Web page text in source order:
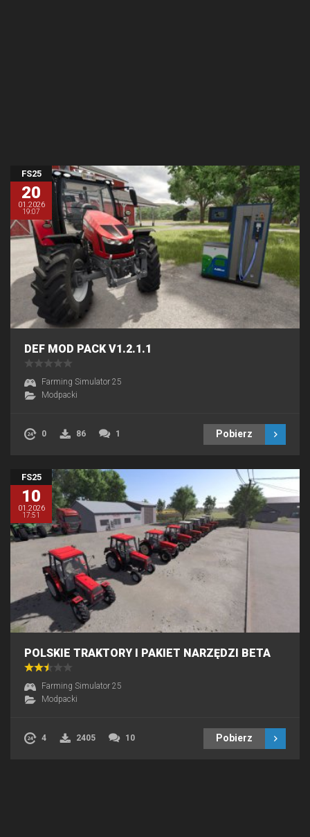
FS25
20
01.2026
19:07
DEF MOD PACK V1.2.1.1
Farming Simulator 25
Modpacki
0 86 1 Pobierz
FS25
10
01.2026
17:51
POLSKIE TRAKTORY I PAKIET NARZĘDZI BETA
Farming Simulator 25
Modpacki
4 2405 10 Pobierz